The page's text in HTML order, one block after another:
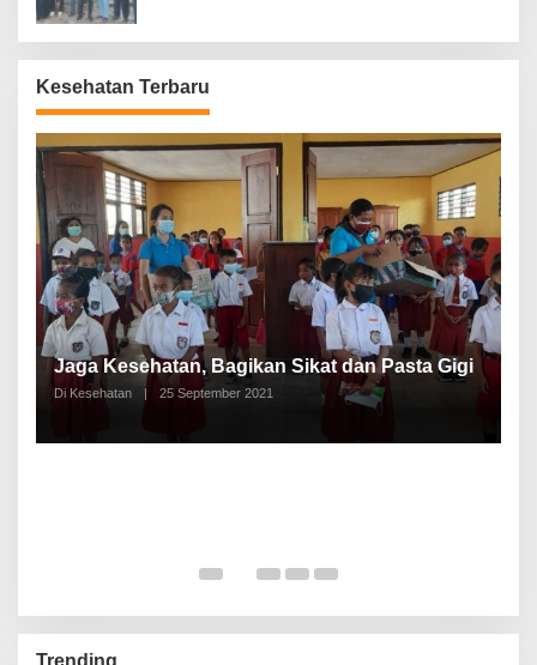
Kesehatan Terbaru
Jaga Kesehatan, Bagikan Sikat dan Pasta Gigi
Di Kesehatan | 25 September 2021